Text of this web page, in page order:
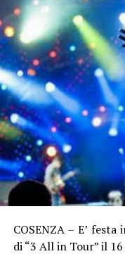
COSENZA – E’
di “3 All in Tour” il